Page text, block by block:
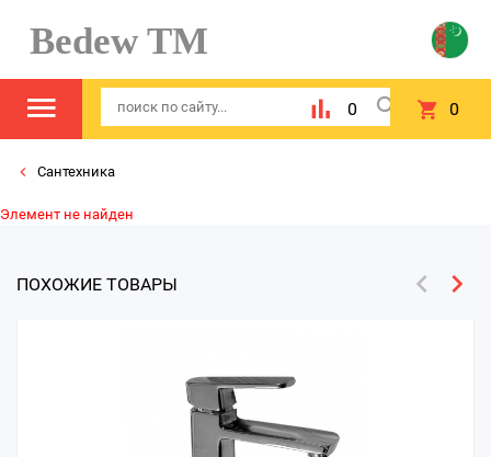
Bedew TM
0 0
Сантехника
Элемент не найден
ПОХОЖИЕ ТОВАРЫ